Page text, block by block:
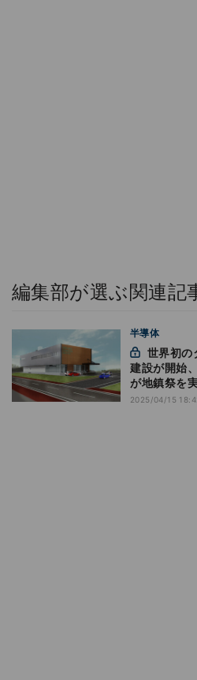
編集部が選ぶ関連記
半導体
建設が開始
が地鎮祭を
2025/04/15